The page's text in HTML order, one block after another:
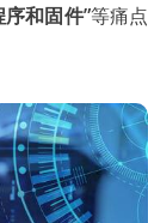
和固件”等痛点